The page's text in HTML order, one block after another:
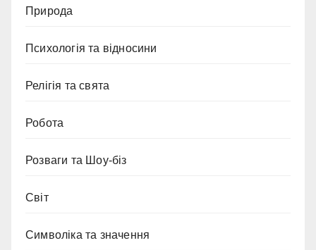
Природа
Психологія та відносини
Релігія та свята
Робота
Розваги та Шоу-біз
Світ
Символіка та значення